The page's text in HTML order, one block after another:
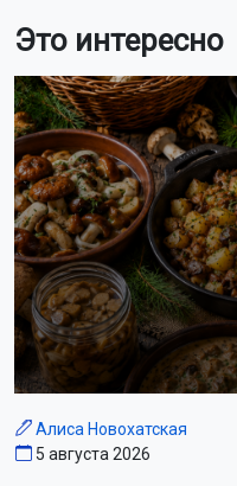
Это интересно
Алиса Новохатская
5 августа 2026